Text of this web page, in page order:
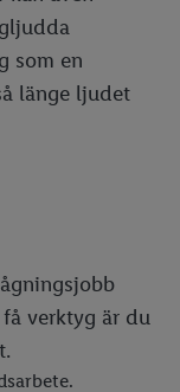
som en
länge ljudet
verktyg är du